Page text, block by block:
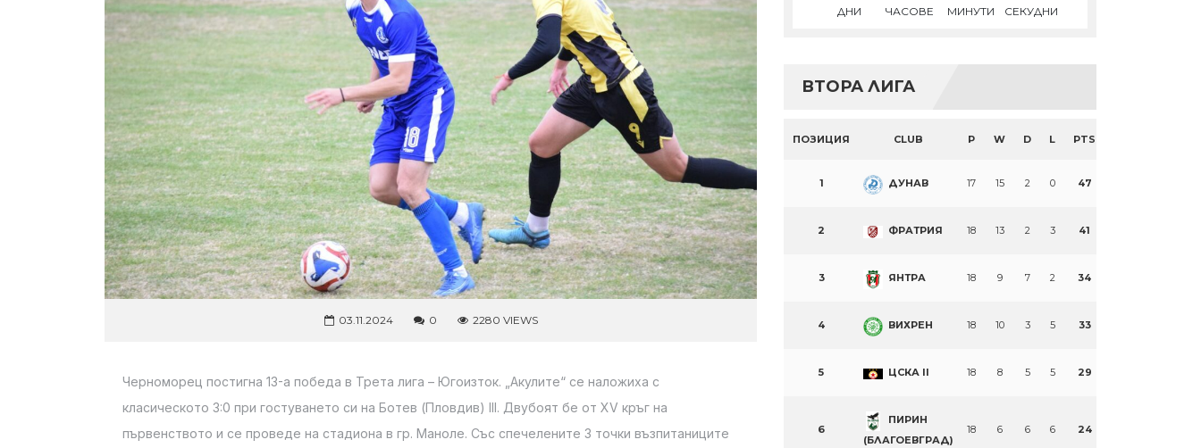
03.11.2024 0 2280 VIEWS
Черноморец постигна 13-а победа в Трета лига – Югоизток. „Акулите“ се наложиха с
класическото 3:0 при гостуването си на Ботев (Пловдив) III. Двубоят бе от XV кръг на
първенството и се проведе на стадиона в гр. Маноле. Със спечелените 3 точки възпитаниците
ДНИ ЧАСОВЕ МИНУТИ СЕКУДНИ
ВТОРА ЛИГА
ПОЗИЦИЯ CLUB P W D L PTS
1 ДУНАВ 17 15 2 0 47
2 ФРАТРИЯ 18 13 2 3 41
3 ЯНТРА 18 9 7 2 34
4 ВИХРЕН 18 10 3 5 33
5 ЦСКА II 18 8 5 5 29
6
ПИРИН
(БЛАГОЕВГРАД)
18 6 6 6 24